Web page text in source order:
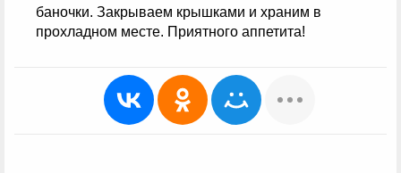
баночки. Закрываем крышками и храним в
прохладном месте. Приятного аппетита!